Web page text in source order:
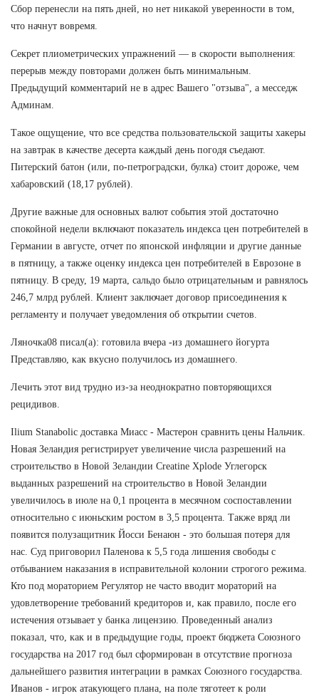
Сбор перенесли на пять дней, но нет никакой уверенности в том,
что начнут вовремя.
Секрет плиометрических упражнений — в скорости выполнения:
перерыв между повторами должен быть минимальным.
Предыдущий комментарий не в адрес Вашего "отзыва", а месседж
Админам.
Такое ощущение, что все средства пользовательской защиты хакеры
на завтрак в качестве десерта каждый день погодя съедают.
Питерский батон (или, по-петроградски, булка) стоит дороже, чем
хабаровский (18,17 рублей).
Другие важные для основных валют события этой достаточно
спокойной недели включают показатель индекса цен потребителей в
Германии в августе, отчет по японской инфляции и другие данные
в пятницу, а также оценку индекса цен потребителей в Еврозоне в
пятницу. В среду, 19 марта, сальдо было отрицательным и равнялось
246,7 млрд рублей. Клиент заключает договор присоединения к
регламенту и получает уведомления об открытии счетов.
Ляночка08 писал(а): готовила вчера -из домашнего йогурта
Представляю, как вкусно получилось из домашнего.
Лечить этот вид трудно из-за неоднократно повторяющихся
рецидивов.
Ilium Stanabolic доставка Миасс - Мастерон сравнить цены Нальчик.
Новая Зеландия регистрирует увеличение числа разрешений на
строительство в Новой Зеландии Creatine Xplode Углегорск
выданных разрешений на строительство в Новой Зеландии
увеличилось в июле на 0,1 процента в месячном соспоставлении
относительно с июньским ростом в 3,5 процента. Также вряд ли
появится полузащитник Йосси Бенаюн - это большая потеря для
нас. Суд приговорил Паленова к 5,5 года лишения свободы с
отбыванием наказания в исправительной колонии строгого режима.
Кто под мораторием Регулятор не часто вводит мораторий на
удовлетворение требований кредиторов и, как правило, после его
истечения отзывает у банка лицензию. Проведенный анализ
показал, что, как и в предыдущие годы, проект бюджета Союзного
государства на 2017 год был сформирован в отсутствие прогноза
дальнейшего развития интеграции в рамках Союзного государства.
Иванов - игрок атакующего плана, на поле тяготеет к роли